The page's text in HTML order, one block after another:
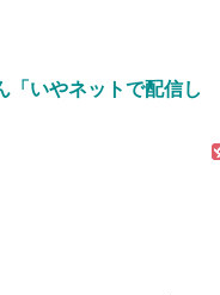
「いやネットで配信し